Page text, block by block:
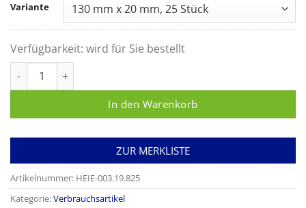
Variante
Verfügbarkeit: wird für Sie bestellt
In den Warenkorb
ZUR MERKLISTE
Artikelnummer: HEIE-003.19.825
Kategorie:Verbrauchsartikel